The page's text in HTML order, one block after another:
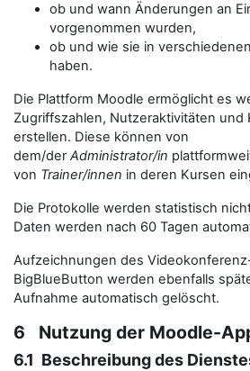
ob und wann Änderungen an
vorgenommen wurden,
ob und wie sie in
haben.
Die Plattform Moodle ermöglicht es
Zugriffszahlen, Nutzeraktivitäten und
erstellen. Diese können von
dem/derAdministrator/in
von Trainer/innen in deren Kursen
Die Protokolle werden statistisch
Daten werden nach 60 Tagen
Aufzeichnungen des
BigBlueButton werden ebenfalls
Aufnahme automatisch gelöscht.
6 Nutzung der Moodle-
6.1 Beschreibung des